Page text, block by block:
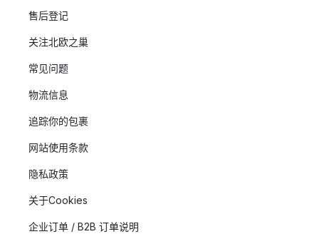
售后登记
关注北欧之巢
常见问题
物流信息
追踪你的包裹
网站使用条款
隐私政策
关于Cookies
企业订单 / B2B 订单说明